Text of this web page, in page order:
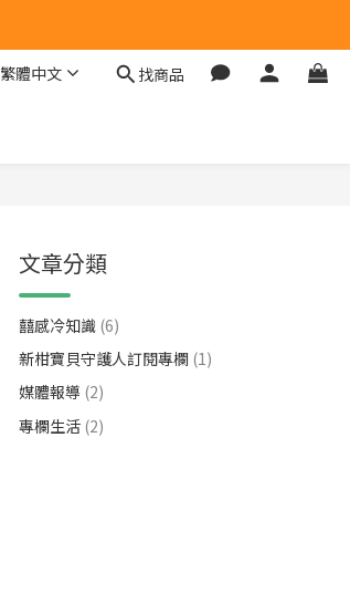
繁體中文 找商品
文章分類
囍感冷知識 (6)
新柑寶貝守護人訂閱專欄 (1)
媒體報導 (2)
專欄生活 (2)